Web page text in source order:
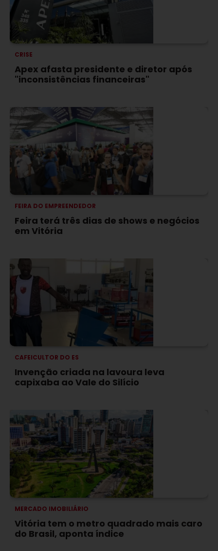
CRISE
Apex afasta presidente e diretor após
"inconsistências financeiras"
FEIRA DO EMPREENDEDOR
Feira terá três dias de shows e negócios
em Vitória
CAFEICULTOR DO ES
Invenção criada na lavoura leva
capixaba ao Vale do Silício
MERCADO IMOBILIÁRIO
Vitória tem o metro quadrado mais caro
do Brasil, aponta índice